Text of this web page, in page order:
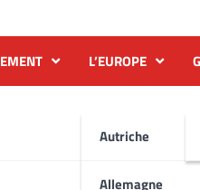
L’EUROPE
Autriche
Allemagne